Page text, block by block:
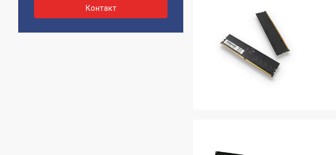
Контакт